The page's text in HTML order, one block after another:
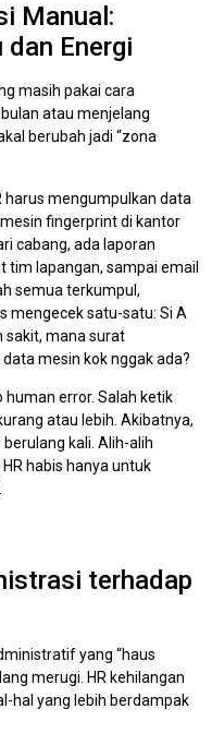
Manual:
Energi
masih pakai cara
atau menjelang
berubah jadi “zona
harus mengumpulkan data
fingerprint di kantor
cabang, ada laporan
tim lapangan, sampai email
semua terkumpul,
mengecek satu-satu: Si A
sakit, mana surat
mesin kok nggak ada?
error. Salah ketik
atau lebih. Akibatnya,
kali. Alih-alih
habis hanya untuk
terhadap
yang “haus
merugi. HR kehilangan
hal yang lebih berdampak